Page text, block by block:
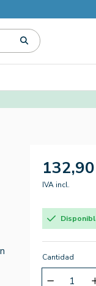
IVA incl.
Cantidad